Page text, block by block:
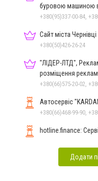
буровою машиною
+380(95)337-00-84,
Сайт міста
+380(50)426-26-24
"ЛІДЕР-ЛТД",
розміщення
реклама
+380(66)575-20-02,
Автосервіс
+380(66)468-99-90,
hotline.finance:
Додати